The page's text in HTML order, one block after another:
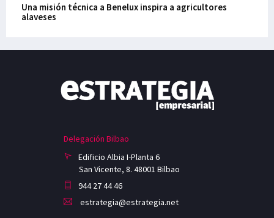
Una misión técnica a Benelux inspira a agricultores
alaveses
Delegación Bilbao
Edificio Albia I-Planta 6
San Vicente, 8. 48001 Bilbao
944 27 44 46
estrategia@estrategia.net